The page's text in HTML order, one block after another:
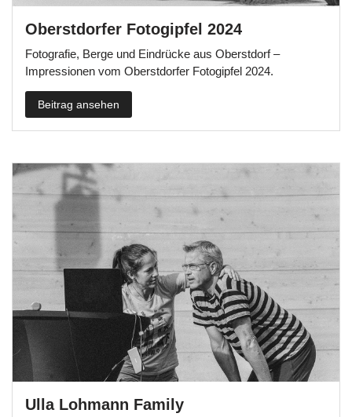
Oberstdorfer Fotogipfel 2024
Fotografie, Berge und Eindrücke aus Oberstdorf –
Impressionen vom Oberstdorfer Fotogipfel 2024.
Beitrag ansehen
Ulla Lohmann Family